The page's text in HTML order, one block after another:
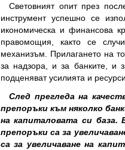
Световният опит през
инструмент успешно се
икономическа и финансова
правомощия, както се
механизъм. Прилагането на
за надзора, и за банките, и
подценяват усилията и
След прегледа на
препоръки към няколко
на капиталовата си
препоръки са за
са за увеличаване на